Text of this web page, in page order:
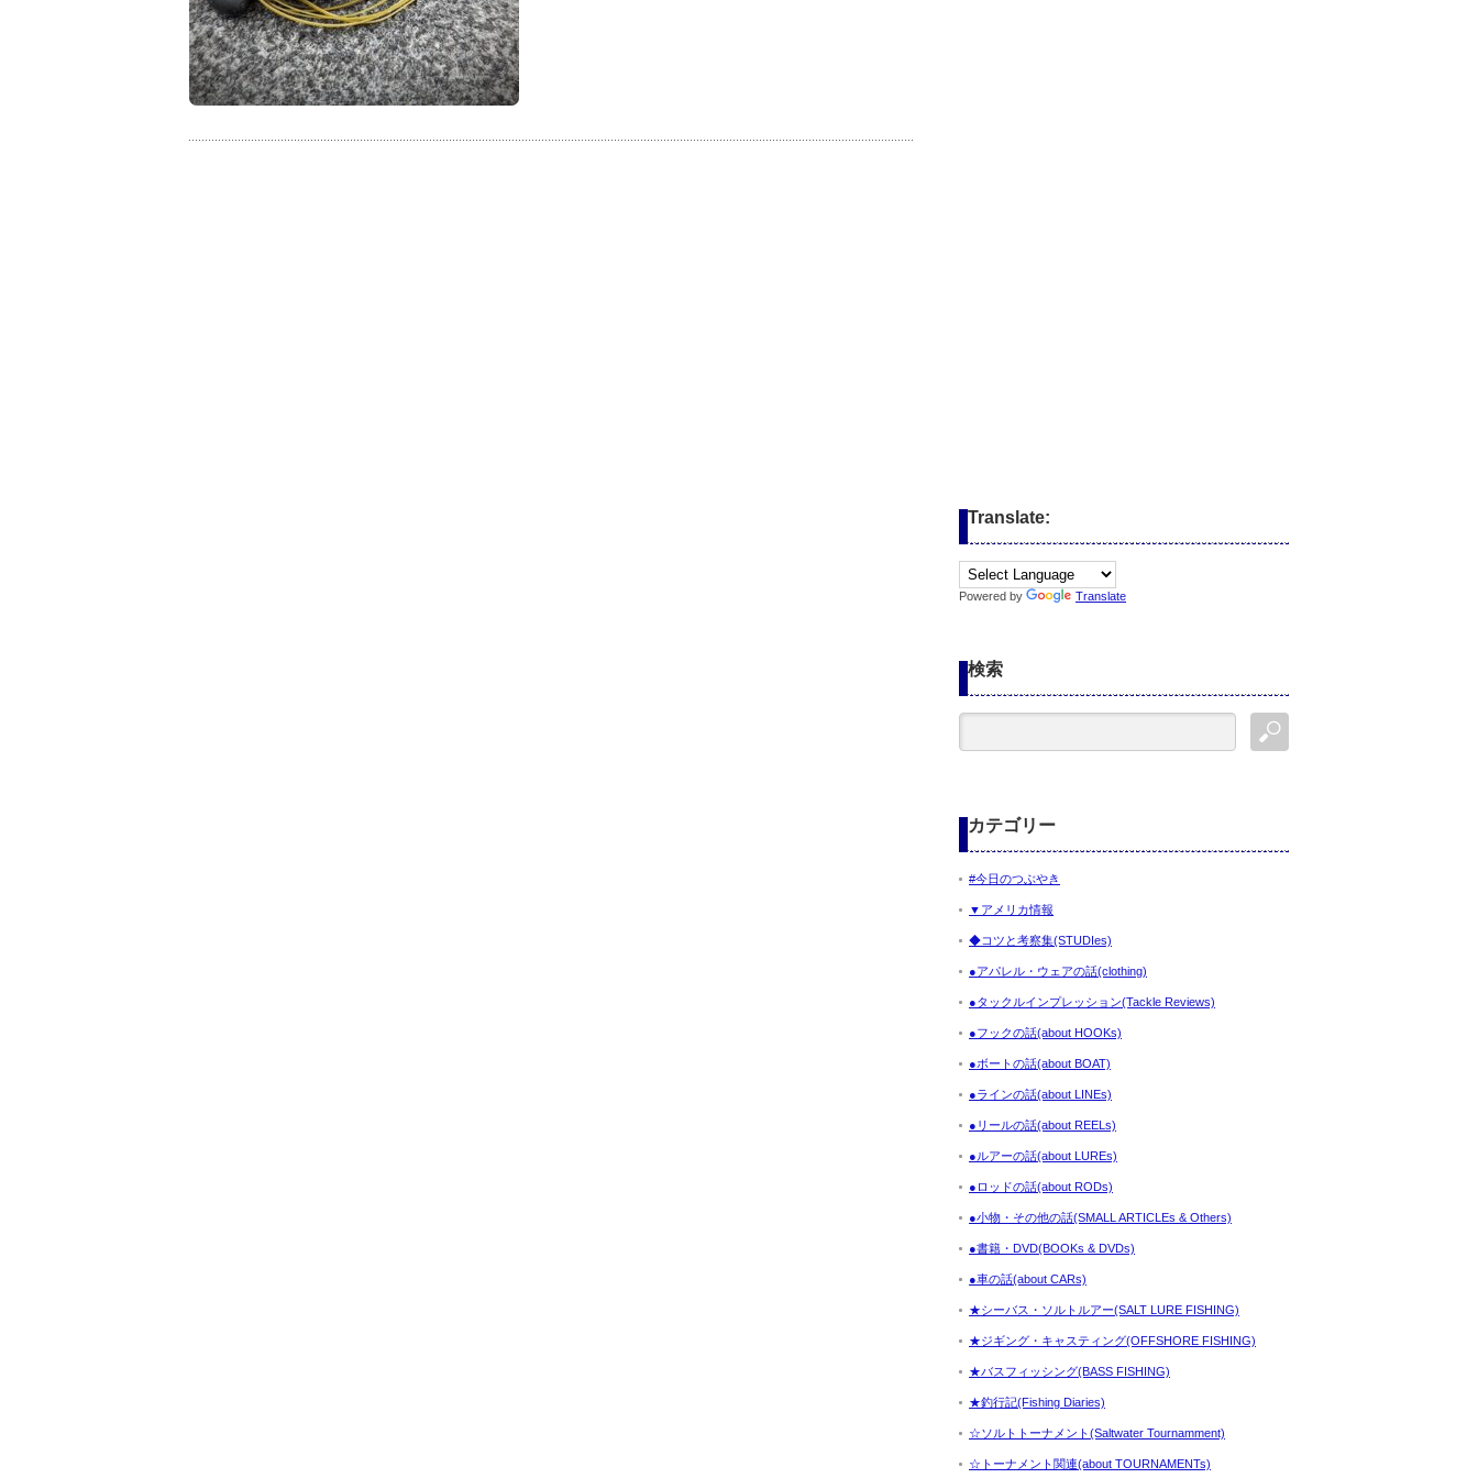
Translate:
Powered by Translate
検索
カテゴリー
#今日のつぶやき
▼アメリカ情報
◆コツと考察集(STUDIes)
●アパレル・ウェアの話(clothing)
●タックルインプレッション(Tackle Reviews)
●フックの話(about HOOKs)
●ボートの話(about BOAT)
●ラインの話(about LINEs)
●リールの話(about REELs)
●ルアーの話(about LUREs)
●ロッドの話(about RODs)
●小物・その他の話(SMALL ARTICLEs & Others)
●書籍・DVD(BOOKs & DVDs)
●車の話(about CARs)
★シーバス・ソルトルアー(SALT LURE FISHING)
★ジギング・キャスティング(OFFSHORE FISHING)
★バスフィッシング(BASS FISHING)
★釣行記(Fishing Diaries)
☆ソルトトーナメント(Saltwater Tournamment)
☆トーナメント関連(about TOURNAMENTs)